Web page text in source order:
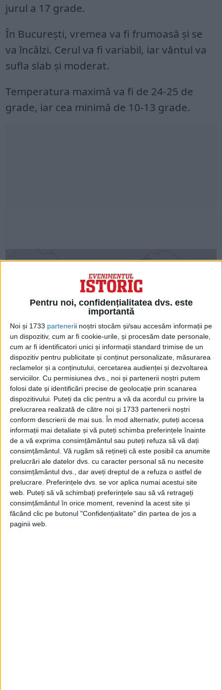
Pentru noi, confidențialitatea dvs. este
importantă
Noi și 1733 partenerii noștri stocăm și/sau accesăm informații pe
un dispozitiv, cum ar fi cookie-urile, și procesăm date personale,
cum ar fi identificatori unici și informații standard trimise de un
dispozitiv pentru publicitate și conținut personalizate, măsurarea
reclamelor și a conținutului, cercetarea audienței și dezvoltarea
serviciilor. Cu permisiunea dvs., noi și partenerii noștri putem
folosi date și identificări precise de geolocație prin scanarea
dispozitivului. Puteți da clic pentru a vă da acordul cu privire la
prelucrarea realizată de către noi și 1733 partenerii noștri
conform descrierii de mai sus. În mod alternativ, puteți accesa
informații mai detaliate și vă puteți schimba preferințele înainte
de a vă exprima consimțământul sau puteți refuza să vă dați
consimțământul. Vă rugăm să rețineți că este posibil ca anumite
prelucrări ale datelor dvs. cu caracter personal să nu necesite
consimțământul dvs., dar aveți dreptul de a refuza o astfel de
prelucrare. Preferințele dvs. se vor aplica numai acestui site
web. Puteți să vă schimbați preferințele sau să vă retrageți
consimțământul în orice moment, revenind la acest site și
făcând clic pe butonul "Confidențialitate" din partea de jos a
paginii web.
jurul a 17 grade.
În București, vremea va fi frumoasă și se
va încălzi. Cerul va fi variabil, iar vântul va
sufla slab și moderat.
Temperatura maximă va fi de 24-25 de
grade, iar cea minimă de 10-13 grade.
Din ultima ediție ...
Regina României